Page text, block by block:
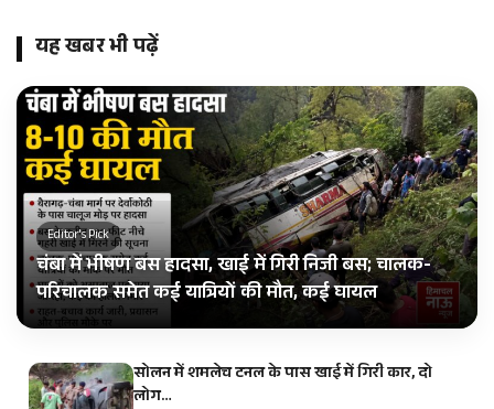
यह खबर भी पढ़ें
Editor's Pick
चंबा में भीषण बस हादसा, खाई में गिरी निजी बस; चालक-
परिचालक समेत कई यात्रियों की मौत, कई घायल
सोलन में शमलेच टनल के पास खाई में गिरी कार, दो
लोग…